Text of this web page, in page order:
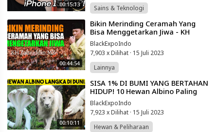
00:15:13
Sains & Teknologi
00:44:54
⁣Bikin Merinding Ceramah Yang
Bisa Menggetarkan Jiwa - KH
Zainuddin MZ
BlackExpoIndo
7,903 x Dilihat · 15 Juli 2023
Lainnya
00:10:11
⁣SISA 1% DI BUMI YANG BERTAHAN
HIDUP! 10 Hewan Albino Paling
Langka di Dunia yang Jarang
Terlihat
BlackExpoIndo
7,923 x Dilihat · 15 Juli 2023
Hewan & Peliharaan